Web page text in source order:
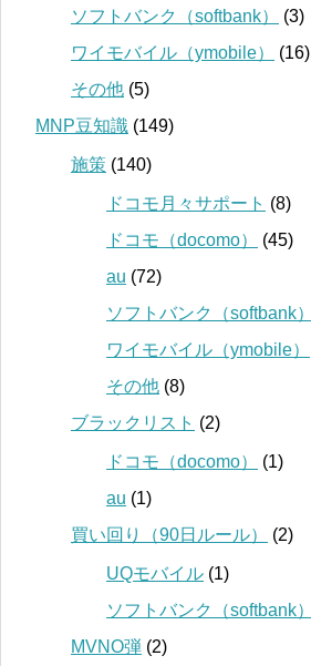
ソフトバンク（softbank）
(3)
ワイモバイル（ymobile）
(16)
その他 (5)
MNP豆知識 (149)
施策 (140)
ドコモ月々サポート (8)
ドコモ（docomo）
(45)
au (72)
ソフトバンク（softbank）
ワイモバイル（ymobile）
その他 (8)
ブラックリスト (2)
ドコモ（docomo）
(1)
au (1)
買い回り（90日ルール）
(2)
UQモバイル (1)
ソフトバンク（softbank）
MVNO弾 (2)